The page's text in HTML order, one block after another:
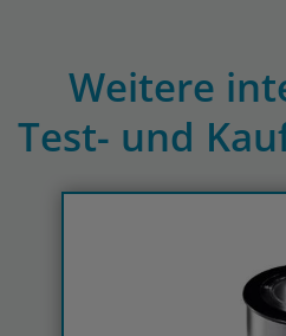
Weitere
Test- und
Previous